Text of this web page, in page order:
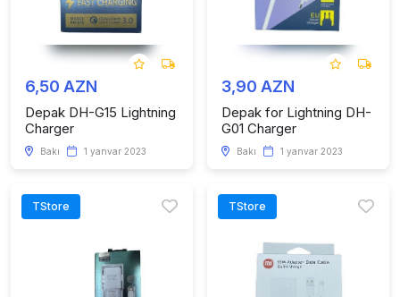
6,50 AZN
Depak DH-G15 Lightning
Charger
Bakı 1 yanvar 2023
3,90 AZN
Depak for Lightning DH-
G01 Charger
Bakı 1 yanvar 2023
TStore TStore